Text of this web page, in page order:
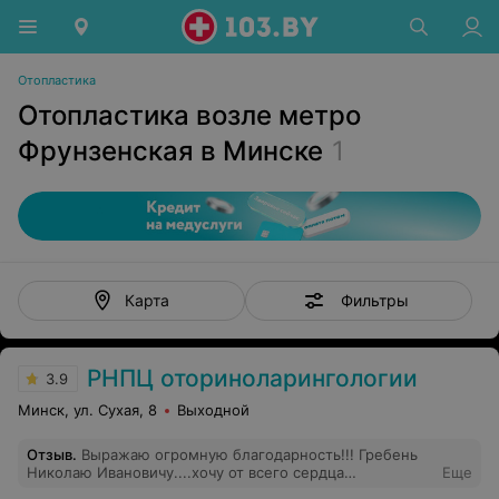
Отопластика
Отопластика возле метро
Фрунзенская в Минске 1
Карта Фильтры
3.9 РНПЦ оториноларингологии
Минск, ул. Сухая, 8 Выходной
Отзыв. Выражаю огромную благодарность!!! Гребень
Николаю Ивановичу....хочу от всего сердца
Еще